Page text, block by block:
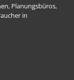
Planungsbüros,
in